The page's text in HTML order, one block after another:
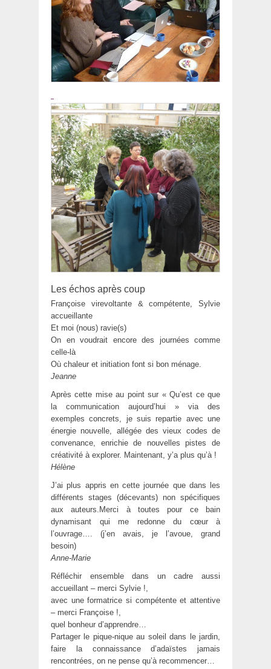
Les échos après coup
Françoise virevoltante & compétente, Sylvie
accueillante
Et moi (nous) ravie(s)
On en voudrait encore des journées comme
celle-là
Où chaleur et initiation font si bon ménage.
Jeanne
Après cette mise au point sur « Qu’est ce que
la communication aujourd’hui » via des
exemples concrets, je suis repartie avec une
énergie nouvelle, allégée des vieux codes de
convenance, enrichie de nouvelles pistes de
créativité à explorer. Maintenant, y’a plus qu’à !
Hélène
J’ai plus appris en cette journée que dans les
différents stages (décevants) non spécifiques
aux auteurs.Merci à toutes pour ce bain
dynamisant qui me redonne du cœur à
l’ouvrage…. (j’en avais, je l’avoue, grand
besoin)
Anne-Marie
Réfléchir ensemble dans un cadre aussi
accueillant – merci Sylvie !,
avec une formatrice si compétente et attentive
– merci Françoise !,
quel bonheur d’apprendre…
Partager le pique-nique au soleil dans le jardin,
faire la connaissance d’adaïstes jamais
rencontrées, on ne pense qu’à recommencer…